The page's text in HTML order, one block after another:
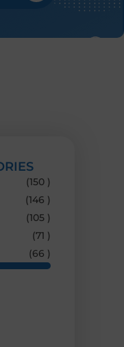
(150 )
(146 )
(105 )
(71 )
(66 )